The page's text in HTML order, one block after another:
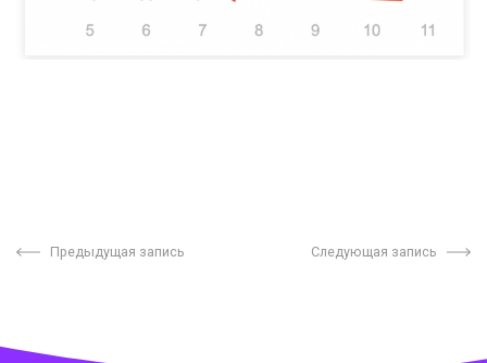
Предыдущая запись Следующая запись